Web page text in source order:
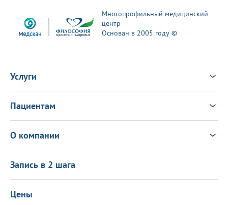
Многопрофильный медицинский
центр
Основан в 2005 году ©
Услуги
Врачи
Консультация Онлайн
Выезд врача на дом
Пациентам
Новости
Политика в области качества
Подарочные сертификаты
Программа лояльности
О компании
Информация для пациентов
Лицензиии
Вакансии
Политика конфиденциальности
Запись в 2 шага
Цены